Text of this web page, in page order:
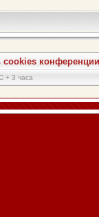
cookies конференции
+ 3 часа